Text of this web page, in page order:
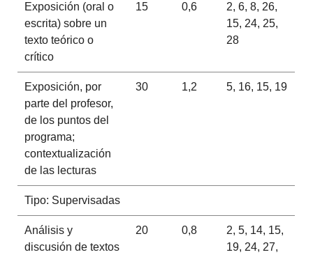
Exposición (oral o
escrita) sobre un
texto teórico o
crítico
15 0,6
2, 6, 8, 26,
15, 24, 25,
28
Exposición, por
parte del profesor,
de los puntos del
programa;
contextualización
de las lecturas
30 1,2 5, 16, 15, 19
Tipo: Supervisadas
Análisis y
discusión de textos
20 0,8
2, 5, 14, 15,
19, 24, 27,